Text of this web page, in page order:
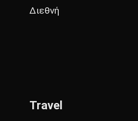
Διεθνή
Travel